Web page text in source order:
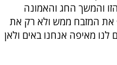
והמשך החג והאמונה
את המזבח ממש ולא רק את
מאיפה אנחנו באים ולאן